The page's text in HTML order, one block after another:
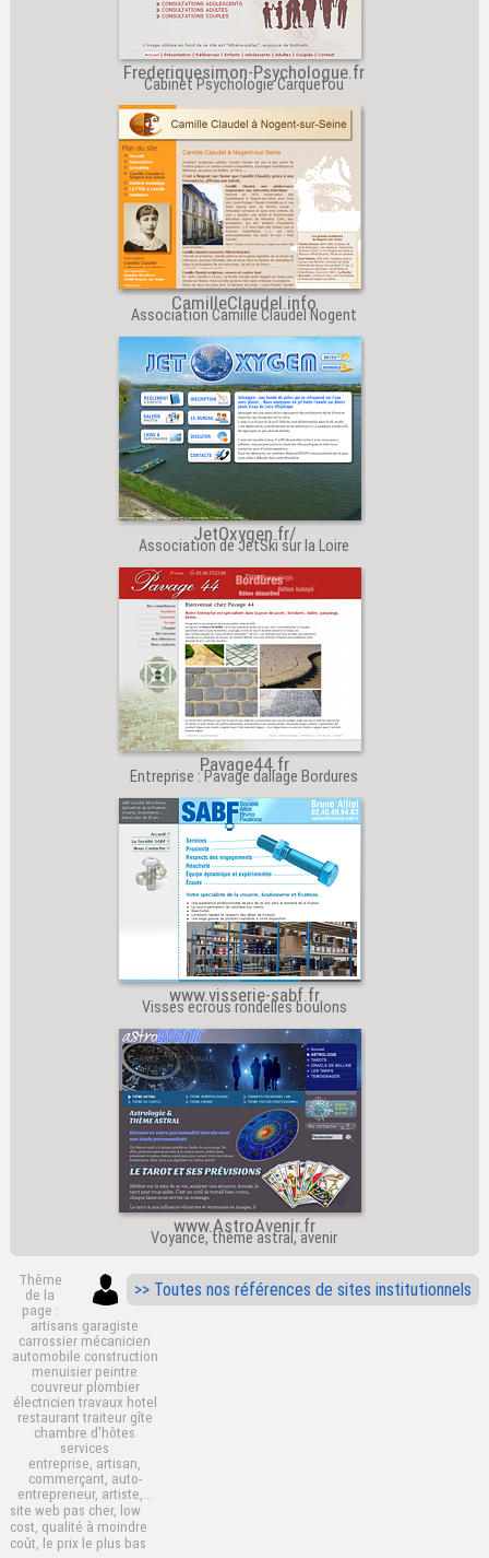
Frederiquesimon-Psychologue.fr
Cabinet Psychologie Carquefou
CamilleClaudel.info
Association Camille Claudel Nogent
JetOxygen.fr/
Association de JetSki sur la Loire
Pavage44.fr
Entreprise : Pavage dallage Bordures
www.visserie-sabf.fr
Visses ecrous rondelles boulons
www.AstroAvenir.fr
Voyance, thême astral, avenir
>> Toutes nos références de sites institutionnels
Thême
de la
page :
artisans garagiste
carrossier mécanicien
automobile construction
menuisier peintre
couvreur plombier
électricien travaux hotel
restaurant traiteur gîte
chambre d'hôtes
services
entreprise, artisan,
commerçant, auto-
entrepreneur, artiste,...
site web pas cher, low
cost, qualité à moindre
coût, le prix le plus bas